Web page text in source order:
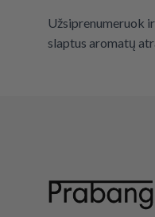
Užsiprenumeruok
slaptus aromatų